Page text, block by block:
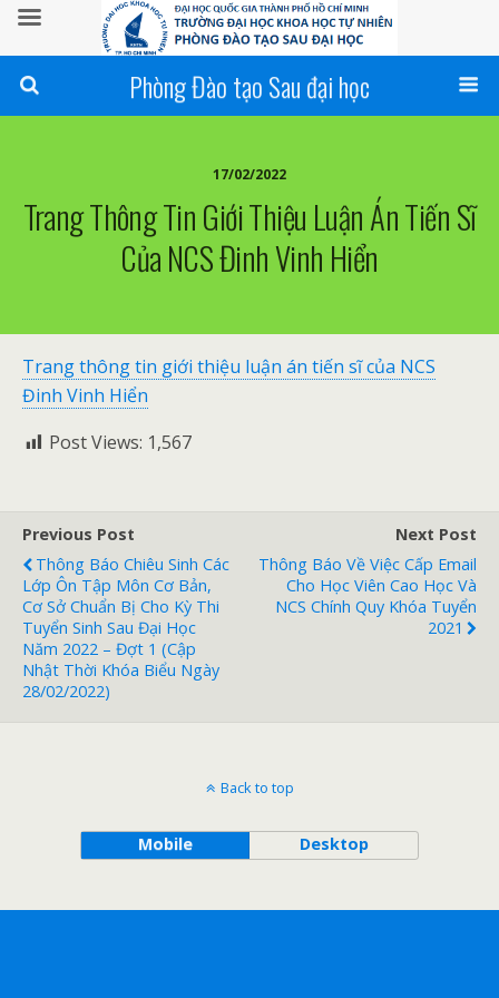
Phòng Đào tạo Sau đại học
17/02/2022
Trang Thông Tin Giới Thiệu Luận Án Tiến Sĩ
Của NCS Đinh Vinh Hiển
Trang thông tin giới thiệu luận án tiến sĩ của NCS
Đinh Vinh Hiển
Post Views: 1,567
Previous Post
Thông Báo Chiêu Sinh Các
Lớp Ôn Tập Môn Cơ Bản,
Cơ Sở Chuẩn Bị Cho Kỳ Thi
Tuyển Sinh Sau Đại Học
Năm 2022 – Đợt 1 (cập
Nhật Thời Khóa Biểu Ngày
28/02/2022)
Next Post
Thông Báo Về Việc Cấp Email
Cho Học Viên Cao Học Và
NCS Chính Quy Khóa Tuyển
2021
Back to top
Mobile Desktop